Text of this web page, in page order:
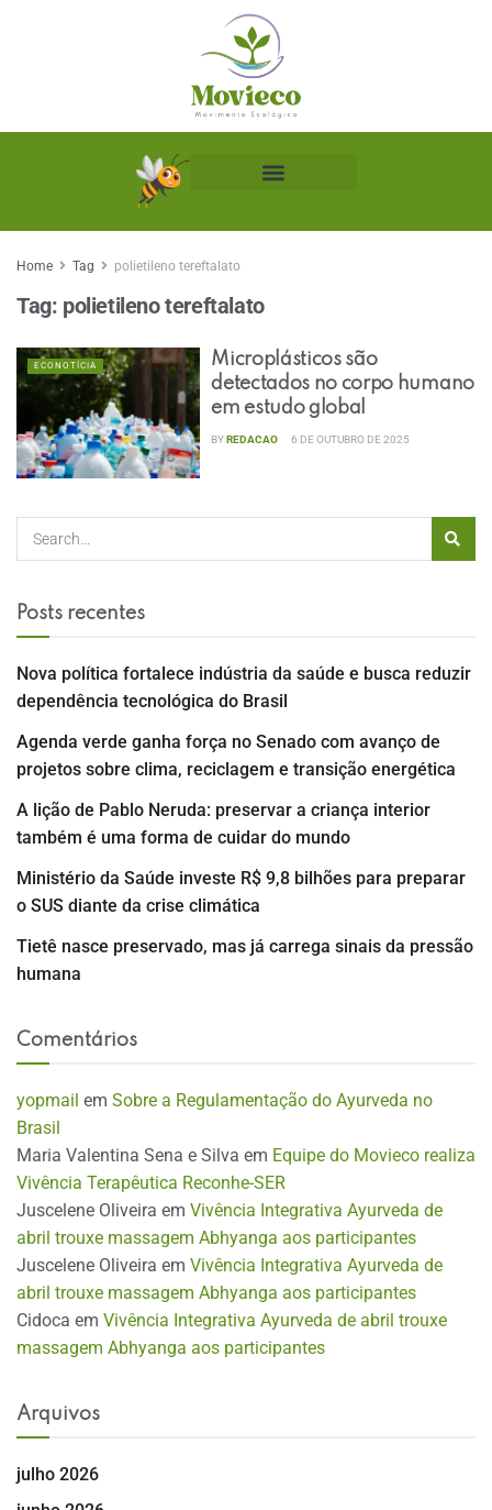
Home Tag polietileno tereftalato
Tag: polietileno tereftalato
ECONOTÍCIA
Microplásticos são
detectados no corpo humano
em estudo global
BYREDACAO 6 DE OUTUBRO DE 2025
Posts recentes
Nova política fortalece indústria da saúde e busca reduzir
dependência tecnológica do Brasil
Agenda verde ganha força no Senado com avanço de
projetos sobre clima, reciclagem e transição energética
A lição de Pablo Neruda: preservar a criança interior
também é uma forma de cuidar do mundo
Ministério da Saúde investe R$ 9,8 bilhões para preparar
o SUS diante da crise climática
Tietê nasce preservado, mas já carrega sinais da pressão
humana
Comentários
yopmail em Sobre a Regulamentação do Ayurveda no
Brasil
Maria Valentina Sena e Silva em Equipe do Movieco realiza
Vivência Terapêutica Reconhe-SER
Juscelene Oliveira em Vivência Integrativa Ayurveda de
abril trouxe massagem Abhyanga aos participantes
Juscelene Oliveira em Vivência Integrativa Ayurveda de
abril trouxe massagem Abhyanga aos participantes
Cidoca em Vivência Integrativa Ayurveda de abril trouxe
massagem Abhyanga aos participantes
Arquivos
julho 2026